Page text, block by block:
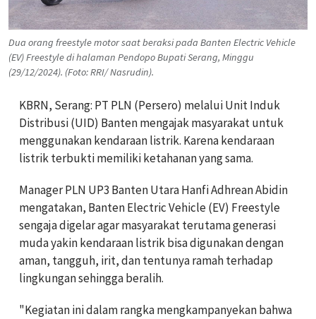
Dua orang freestyle motor saat beraksi pada Banten Electric Vehicle
(EV) Freestyle di halaman Pendopo Bupati Serang, Minggu
(29/12/2024). (Foto: RRI/ Nasrudin).
KBRN, Serang: PT PLN (Persero) melalui Unit Induk
Distribusi (UID) Banten mengajak masyarakat untuk
menggunakan kendaraan listrik. Karena kendaraan
listrik terbukti memiliki ketahanan yang sama.
Manager PLN UP3 Banten Utara Hanfi Adhrean Abidin
mengatakan, Banten Electric Vehicle (EV) Freestyle
sengaja digelaragarmasyarakat terutama generasi
muda yakin kendaraan listrik bisa digunakan dengan
aman, tangguh, irit, dan tentunya ramah terhadap
lingkungan sehingga beralih.
"Kegiatan ini dalam rangka mengkampanyekan bahwa